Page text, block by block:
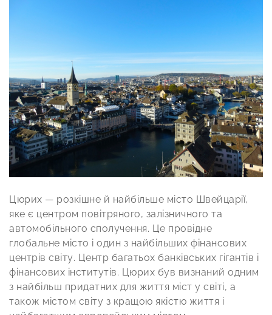
Цюрих — розкішне й найбільше місто Швейцарії,
яке є центром повітряного, залізничного та
автомобільного сполучення. Це провідне
глобальне місто і один з найбільших фінансових
центрів світу. Центр багатьох банківських гігантів і
фінансових інститутів. Цюрих був визнаний одним
з найбільш придатних для життя міст у світі, а
також містом світу з кращою якістю життя і